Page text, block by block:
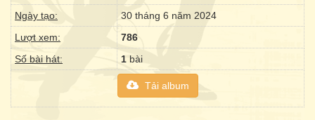
Ngày tạo:
30 tháng 6 năm 2024
Lượt xem:
786
Số bài hát:
1 bài
Tải album